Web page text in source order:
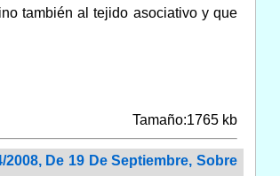
también al tejido asociativo y que
Tamaño:1765 kb
De 19 De Septiembre, Sobre